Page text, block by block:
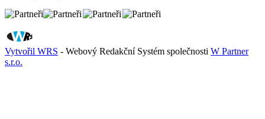
Vytvořil WRS - Webový Redakční Systém společnosti W Partner
s.r.o.